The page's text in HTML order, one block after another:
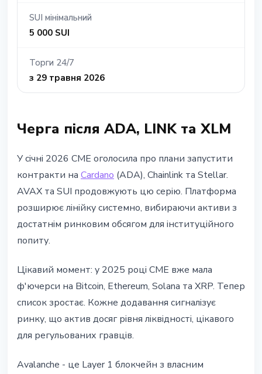
SUI мінімальний
5 000 SUI
Торги 24/7
з 29 травня 2026
Черга після ADA, LINK та XLM
У січні 2026 CME оголосила про плани запустити
контракти на Cardano (ADA), Chainlink та Stellar.
AVAX та SUI продовжують цю серію. Платформа
розширює лінійку системно, вибираючи активи з
достатнім ринковим обсягом для інституційного
попиту.
Цікавий момент: у 2025 році CME вже мала
ф'ючерси на Bitcoin, Ethereum, Solana та XRP. Тепер
список зростає. Кожне додавання сигналізує
ринку, що актив досяг рівня ліквідності, цікавого
для регульованих гравців.
Avalanche - це Layer 1 блокчейн з власним